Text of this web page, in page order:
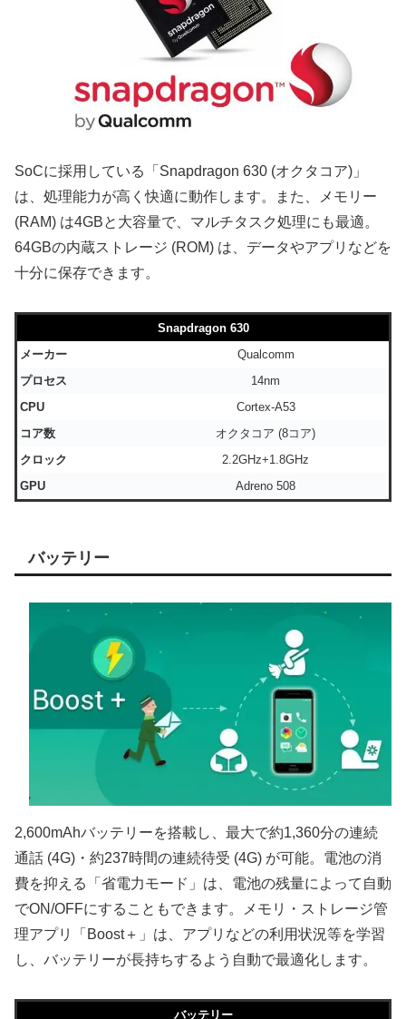
SoCに採用している「Snapdragon 630 (オクタコア)」
は、処理能力が高く快適に動作します。また、メモリー
(RAM) は4GBと大容量で、マルチタスク処理にも最適。
64GBの内蔵ストレージ (ROM) は、データやアプリなどを
十分に保存できます。
Snapdragon 630
メーカー
Qualcomm
プロセス
14nm
CPU
Cortex-A53
コア数
オクタコア (8コア)
クロック
2.2GHz+1.8GHz
GPU
Adreno 508
バッテリー
2,600mAhバッテリーを搭載し、最大で約1,360分の連続
通話 (4G)・約237時間の連続待受 (4G) が可能。電池の消
費を抑える「省電力モード」は、電池の残量によって自動
でON/OFFにすることもできます。メモリ・ストレージ管
理アプリ「Boost＋」は、アプリなどの利用状況等を学習
し、バッテリーが長持ちするよう自動で最適化します。
バッテリー